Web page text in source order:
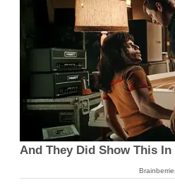
And They Did Show This